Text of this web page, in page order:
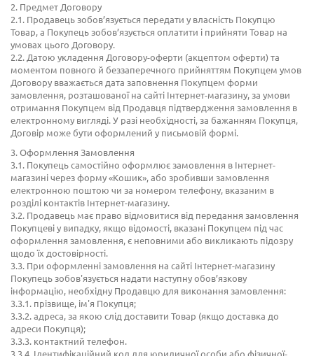
2. Предмет Договору
2.1. Продавець зобов’язується передати у власність Покупцю
Товар, а Покупець зобов’язується оплатити і прийняти Товар на
умовах цього Договору.
2.2. Датою укладення Договору-оферти (акцептом оферти) та
моментом повного й беззаперечного прийняттям Покупцем умов
Договору вважається дата заповнення Покупцем форми
замовлення, розташованої на сайті Інтернет-магазину, за умови
отримання Покупцем від Продавця підтвердження замовлення в
електронному вигляді. У разі необхідності, за бажанням Покупця,
Договір може бути оформлений у письмовій формі.
3. Оформлення Замовлення
3.1. Покупець самостійно оформлює замовлення в Інтернет-
магазині через форму «Кошик», або зробивши замовлення
електронною поштою чи за номером телефону, вказаним в
розділі контактів Інтернет-магазину.
3.2. Продавець має право відмовитися від передання замовлення
Покупцеві у випадку, якщо відомості, вказані Покупцем під час
оформлення замовлення, є неповними або викликають підозру
щодо їх достовірності.
3.3. При оформленні замовлення на сайті Інтернет-магазину
Покупець зобов'язується надати наступну обов’язкову
інформацію, необхідну Продавцю для виконання замовлення:
3.3.1. прізвище, ім'я Покупця;
3.3.2. адреса, за якою слід доставити Товар (якщо доставка до
адреси Покупця);
3.3.3. контактний телефон.
3.3.4. Ідентифікаційний код для юридичної особи або фізичної-